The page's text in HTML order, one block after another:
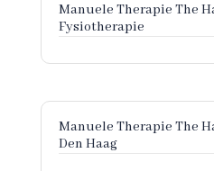
Manuele Therapie The
Fysiotherapie
Manuele Therapie The
Den Haag